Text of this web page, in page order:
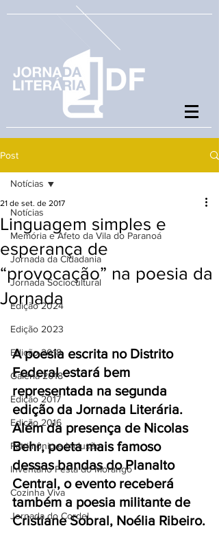
Post
Notícias
Memória e Afeto da Vila do Paranoá
Jornada da Cidadania
Jornada Sociocultural
Edição 2024
Edição 2023
Edição 2018
Galeria 2018
Edição 2017
Edição 2016
Patrimônio e Inclusão
Inventário Festa do Morango
Cozinha Viva
Jornada do Cordel
Notícias
Linguagem simples e
esperança de
“provocação” na poesia da
Jornada
21 de set. de 2017
A poesia escrita no Distrito
Federal estará bem
representada na segunda
edição da Jornada Literária.
Além da presença de Nicolas
Behr, poeta mais famoso
dessas bandas do Planalto
Central, o evento receberá
também a poesia militante de
Cristiane Sobral, Noélia Ribeiro.